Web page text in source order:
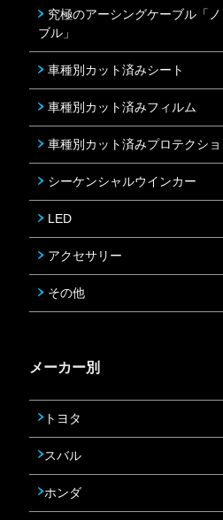
究極のアーシングケーブル「
ブル」
車種別カット済みシート
車種別カット済みフィルム
車種別カット済みプロテクシ
シーケンシャルウインカー
LED
アクセサリー
その他
メーカー別
トヨタ
スバル
ホンダ